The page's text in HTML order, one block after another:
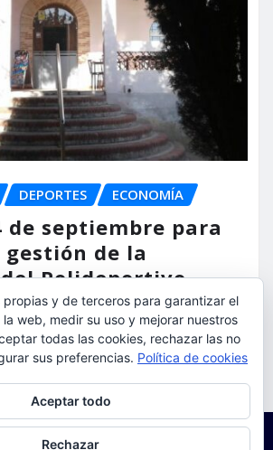
DEPORTES ECONOMÍA
de septiembre para
de la
Polideportivo
de Torrent
Ago 6, 2026
propias y de terceros para garantizar el
web, medir su uso y mejorar nuestros
todas las cookies, rechazar las no
sus preferencias. Política de cookies
Aceptar todo
Rechazar
incluido cómo gestionar las cookies,